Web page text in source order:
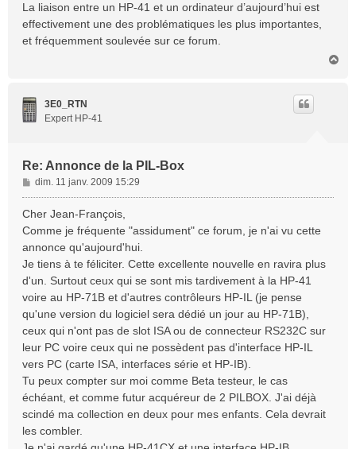
g
e
La liaison entre un HP-41 et un ordinateur d’aujourd’hui est
effectivement une des problématiques les plus importantes,
et fréquemment soulevée sur ce forum.
3E0_RTN
Expert HP-41
Re: Annonce de la PIL-Box
M
e
s
g
e
dim. 11 janv. 2009 15:29
Cher Jean-François,
Comme je fréquente "assidument" ce forum, je n'ai vu cette
annonce qu'aujourd'hui.
Je tiens à te féliciter. Cette excellente nouvelle en ravira plus
d'un. Surtout ceux qui se sont mis tardivement à la HP-41
voire au HP-71B et d'autres contrôleurs HP-IL (je pense
qu'une version du logiciel sera dédié un jour au HP-71B),
ceux qui n'ont pas de slot ISA ou de connecteur RS232C sur
leur PC voire ceux qui ne possèdent pas d'interface HP-IL
vers PC (carte ISA, interfaces série et HP-IB).
Tu peux compter sur moi comme Beta testeur, le cas
échéant, et comme futur acquéreur de 2 PILBOX. J'ai déjà
scindé ma collection en deux pour mes enfants. Cela devrait
les combler.